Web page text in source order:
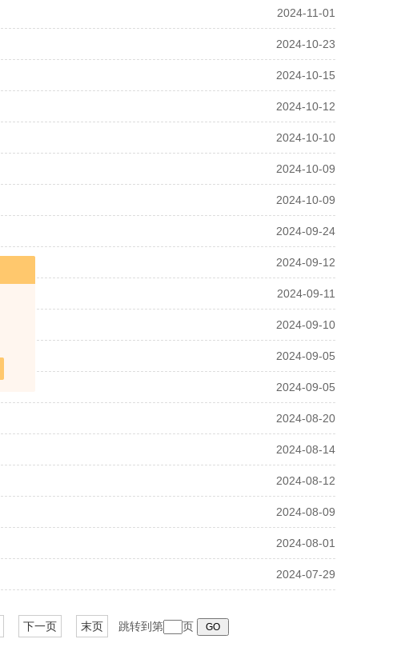
2024-11-01
2024-10-23
2024-10-15
2024-10-12
2024-10-10
2024-10-09
2024-10-09
2024-09-24
2024-09-12
2024-09-11
2024-09-10
2024-09-05
2024-09-05
2024-08-20
2024-08-14
2024-08-12
2024-08-09
2024-08-01
2024-07-29
下一页 末页 跳转到第 页